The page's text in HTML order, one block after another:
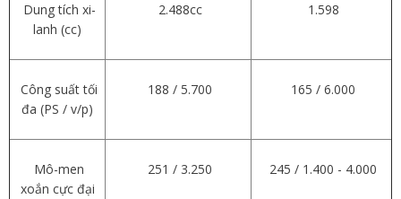
Dung tích xi-
lanh (cc)
2.488cc 1.598
Công suất tối
đa (PS / v/p)
188 / 5.700 165 / 6.000
Mô-men
xoắn cực đại
251 / 3.250 245 / 1.400 - 4.000